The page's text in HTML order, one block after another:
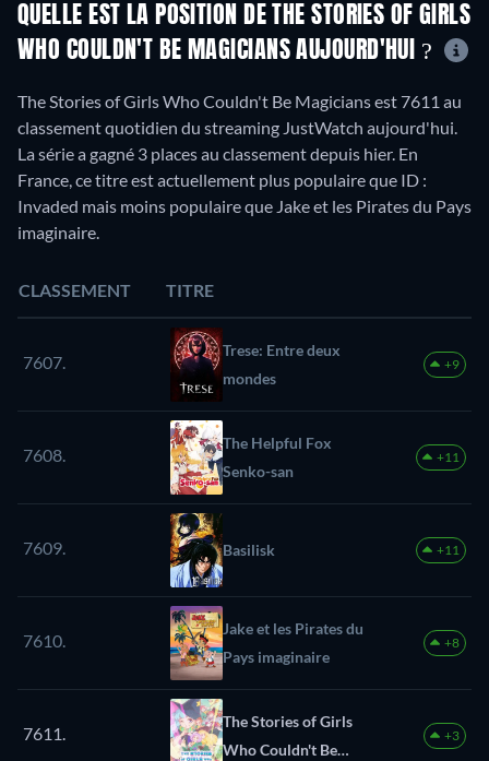
QUELLE EST LA POSITION DE THE STORIES OF GIRLS
WHO COULDN'T BE MAGICIANS AUJOURD'HUI ?
The Stories of Girls Who Couldn't Be Magicians est 7611 au
classement quotidien du streaming JustWatch aujourd'hui.
La série a gagné 3 places au classement depuis hier. En
France, ce titre est actuellement plus populaire que ID :
Invaded mais moins populaire que Jake et les Pirates du Pays
imaginaire.
CLASSEMENT TITRE
7607.
Trese: Entre deux
mondes
+9
7608.
The Helpful Fox
Senko-san
+11
7609. Basilisk +11
7610.
Jake et les Pirates du
Pays imaginaire
+8
7611.
The Stories of Girls
Who Couldn't Be
+3